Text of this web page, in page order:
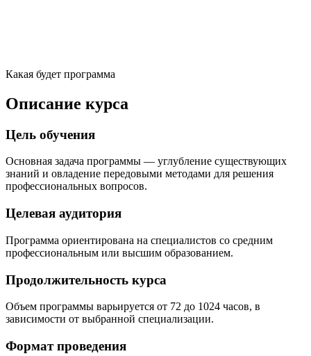
Какая будет программа
Описание курса
Цель обучения
Основная задача программы — углубление существующих
знаний и овладение передовыми методами для решения
профессиональных вопросов.
Целевая аудитория
Программа ориентирована на специалистов со средним
профессиональным или высшим образованием.
Продолжительность курса
Объем программы варьируется от 72 до 1024 часов, в
зависимости от выбранной специализации.
Формат проведения